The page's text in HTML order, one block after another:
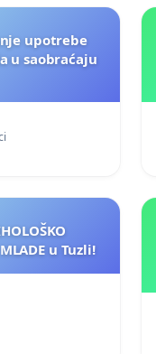
upotrebe
u saobraćaju
MLADE u Tuzli!